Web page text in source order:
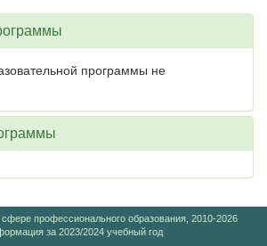
программы не
профессионального образования, 2010-2026
за 2023/2024 учебный год